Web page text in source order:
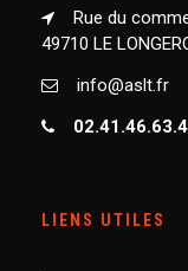
Rue du
49710 LE
info@aslt.fr
LIENS UTILES